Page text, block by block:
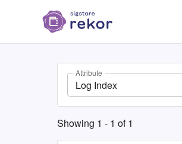
Attribute
Log Index
Showing 1 - 1 of1